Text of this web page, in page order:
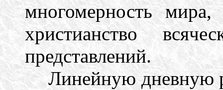
многомерность
христианство
представлений.
Линейную дневную